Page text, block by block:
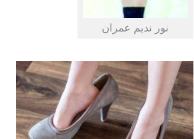
نور نديم عمران